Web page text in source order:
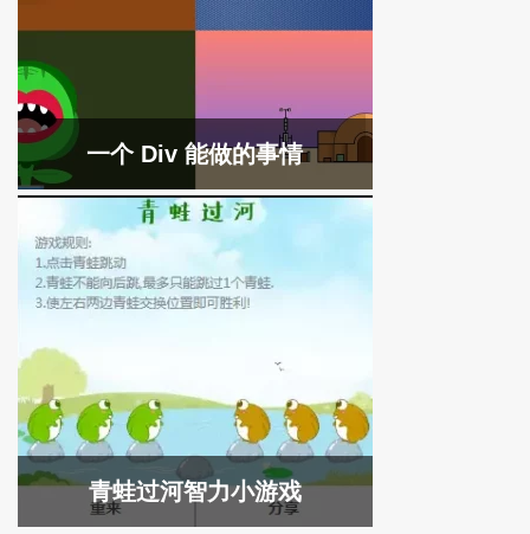
一个 Div 能做的事情
青蛙过河智力小游戏